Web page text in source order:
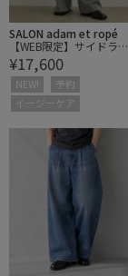
SALON adam et ropé
【WEB限定】サイドライ
ンイージーパンツ
¥17,600
NEW!
予約
イージーケア